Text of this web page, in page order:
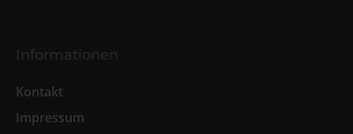
Informationen
Kontakt
Impressum